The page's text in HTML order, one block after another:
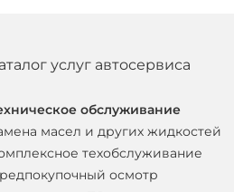
услуг автосервиса
обслуживание
масел и других жидкостей
техобслуживание
осмотр